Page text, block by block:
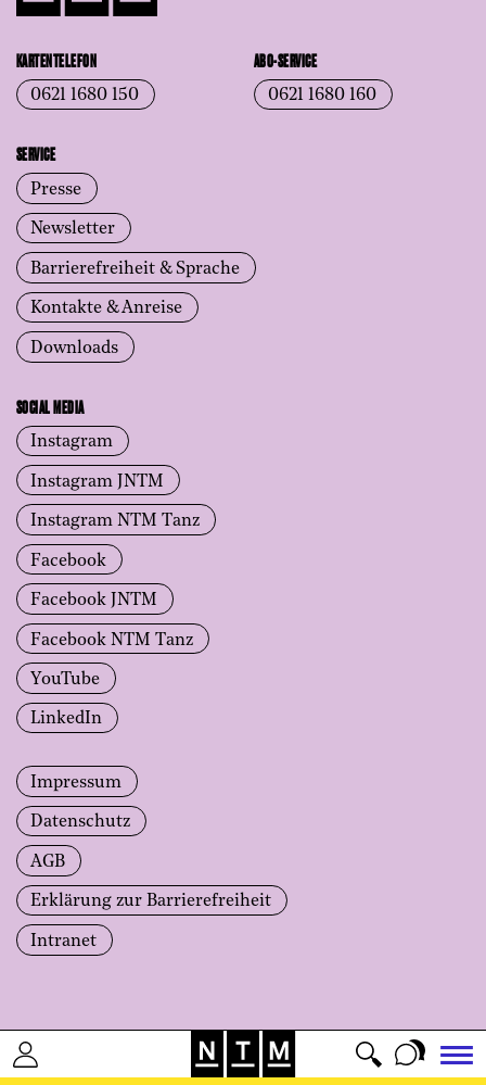
KARTENTELEFON
0621 1680 150
ABO-SERVICE
0621 1680 160
SERVICE
Presse
Newsletter
Barrierefreiheit & Sprache
Kontakte & Anreise
Downloads
SOCIAL MEDIA
Instagram
Instagram JNTM
Instagram NTM Tanz
Facebook
Facebook JNTM
Facebook NTM Tanz
YouTube
LinkedIn
Impressum
Datenschutz
AGB
Erklärung zur Barrierefreiheit
Intranet